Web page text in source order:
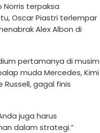
Norris terpaksa
Oscar Piastri terlempar
Alex Albon di
pertamanya di musim
muda Mercedes, Kimi
Russell, gagal finis
juga harus
dalam strategi.”